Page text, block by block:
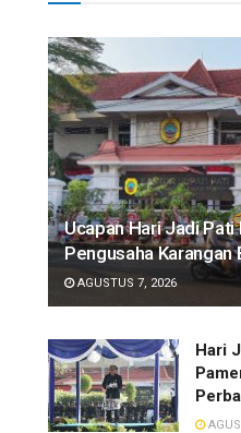
​Ucapan Hari Jadi Pati
Pengusaha Karangan
AGUSTUS 7, 2026
​Hari